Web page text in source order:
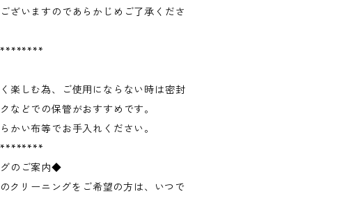
ざいますのであらかじめご了承くださ
楽しむ為、ご使用にならない時は密封
などでの保管がおすすめです。
かい布等でお手入れください。
のご案内◆
クリーニングをご希望の方は、いつで